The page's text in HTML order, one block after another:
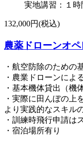
実地講習：１時
132,000円(税込)
農薬ドローンオ
・航空防除のための
・農業ドローンによ
・基本機体貸出（機
・実際に田んぼの上
より実践的なスキル
・訓練時飛行申請は
​・宿泊場所有り